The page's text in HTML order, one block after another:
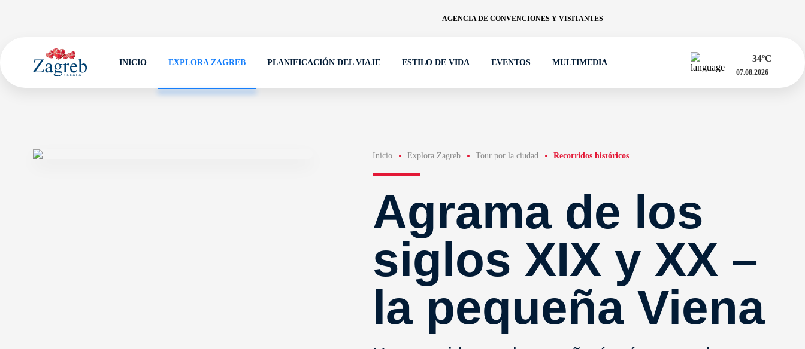
AGENCIA DE CONVENCIONES Y VISITANTES
INICIO EXPLORA ZAGREB PLANIFICACIÓN DEL VIAJE ESTILO DE VIDA EVENTOS MULTIMEDIA 34ºC
07.08.2026
Inicio Explora Zagreb Tour por la ciudad Recorridos históricos
Agrama de los
siglos XIX y XX –
la pequeña Viena